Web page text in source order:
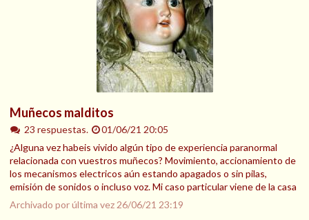
Muñecos malditos
23 respuestas.
01/06/21 20:05
¿Alguna vez habeis vivido algún tipo de experiencia paranormal
relacionada con vuestros muñecos? Movimiento, accionamiento de
los mecanismos electricos aún estando apagados o sin pilas,
emisión de sonidos o incluso voz. Mi caso particular viene de la casa
Archivado por última vez 26/06/21 23:19